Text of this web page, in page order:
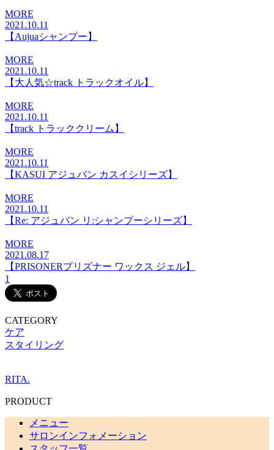
MORE
2021.10.11
【Aujuaシャンプー】
MORE
2021.10.11
【大人気☆track トラックオイル】
MORE
2021.10.11
【track トラッククリーム】
MORE
2021.10.11
【KASUI アジュバン カスイシリーズ】
MORE
2021.10.11
【Re: アジュバン リ:シャンプーシリーズ】
MORE
2021.08.17
【PRISONERプリズナー ワックス ジェル】
1
CATEGORY
ケア
スタイリング
RITA.
PRODUCT
メニュー
サロンインフォメーション